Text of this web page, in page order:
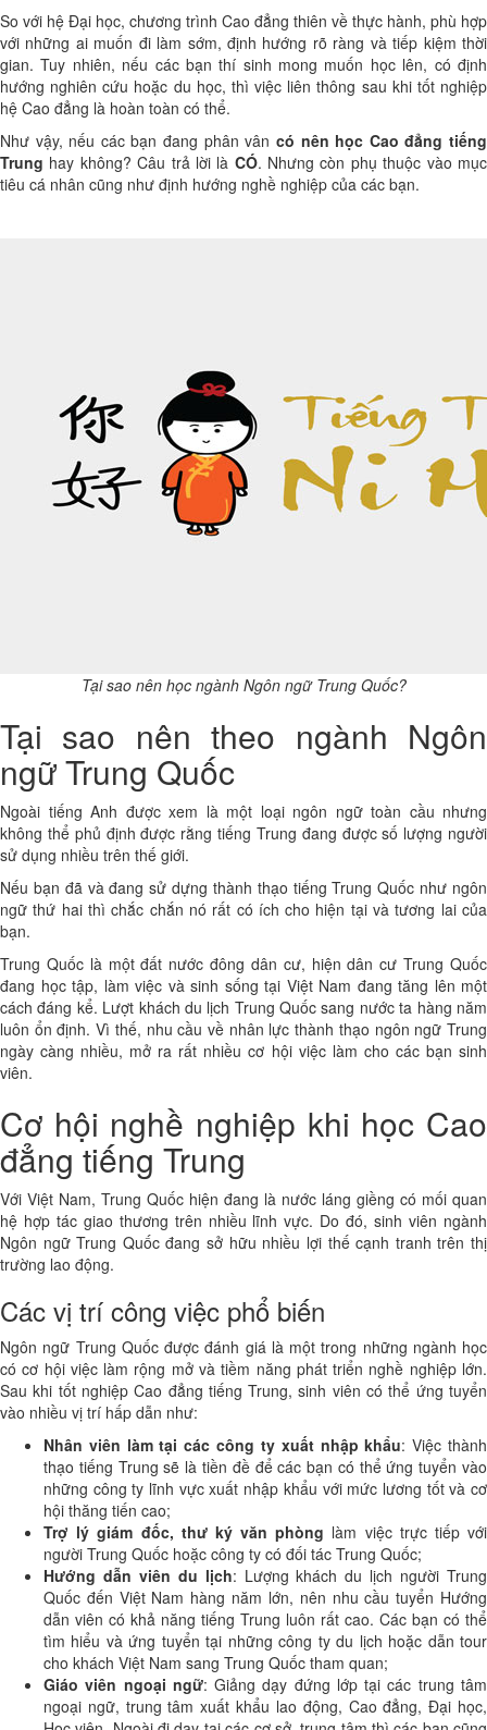
So với hệ Đại học, chương trình Cao đẳng thiên về thực hành, phù hợp
với những ai muốn đi làm sớm, định hướng rõ ràng và tiếp kiệm thời
gian. Tuy nhiên, nếu các bạn thí sinh mong muốn học lên, có định
hướng nghiên cứu hoặc du học, thì việc liên thông sau khi tốt nghiệp
hệ Cao đẳng là hoàn toàn có thể.
Như vậy, nếu các bạn đang phân vân có nên học Cao đẳng tiếng
Trung hay không? Câu trả lời là CÓ. Nhưng còn phụ thuộc vào mục
tiêu cá nhân cũng như định hướng nghề nghiệp của các bạn.
Tại sao nên học ngành Ngôn ngữ Trung Quốc?
Tại sao nên theo ngành Ngôn
ngữ Trung Quốc
Ngoài tiếng Anh được xem là một loại ngôn ngữ toàn cầu nhưng
không thể phủ định được rằng tiếng Trung đang được số lượng người
sử dụng nhiều trên thế giới.
Nếu bạn đã và đang sử dựng thành thạo tiếng Trung Quốc như ngôn
ngữ thứ hai thì chắc chắn nó rất có ích cho hiện tại và tương lai của
bạn.
Trung Quốc là một đất nước đông dân cư, hiện dân cư Trung Quốc
đang học tập, làm việc và sinh sống tại Việt Nam đang tăng lên một
cách đáng kể. Lượt khách du lịch Trung Quốc sang nước ta hàng năm
luôn ổn định. Vì thế, nhu cầu về nhân lực thành thạo ngôn ngữ Trung
ngày càng nhiều, mở ra rất nhiều cơ hội việc làm cho các bạn sinh
viên.
Cơ hội nghề nghiệp khi học Cao
đẳng tiếng Trung
Với Việt Nam, Trung Quốc hiện đang là nước láng giềng có mối quan
hệ hợp tác giao thương trên nhiều lĩnh vực. Do đó, sinh viên ngành
Ngôn ngữ Trung Quốc đang sở hữu nhiều lợi thế cạnh tranh trên thị
trường lao động.
Các vị trí công việc phổ biến
Ngôn ngữ Trung Quốc được đánh giá là một trong những ngành học
có cơ hội việc làm rộng mở và tiềm năng phát triển nghề nghiệp lớn.
Sau khi tốt nghiệp Cao đẳng tiếng Trung, sinh viên có thể ứng tuyển
vào nhiều vị trí hấp dẫn như:
Nhân viên làm tại các công ty xuất nhập khẩu: Việc thành
thạo tiếng Trung sẽ là tiền đề để các bạn có thể ứng tuyển vào
những công ty lĩnh vực xuất nhập khẩu với mức lương tốt và cơ
hội thăng tiến cao;
Trợ lý giám đốc, thư ký văn phòng làm việc trực tiếp với
người Trung Quốc hoặc công ty có đối tác Trung Quốc;
Hướng dẫn viên du lịch: Lượng khách du lịch người Trung
Quốc đến Việt Nam hàng năm lớn, nên nhu cầu tuyển Hướng
dẫn viên có khả năng tiếng Trung luôn rất cao. Các bạn có thể
tìm hiểu và ứng tuyển tại những công ty du lịch hoặc dẫn tour
cho khách Việt Nam sang Trung Quốc tham quan;
Giáo viên ngoại ngữ: Giảng dạy đứng lớp tại các trung tâm
ngoại ngữ, trung tâm xuất khẩu lao động, Cao đẳng, Đại học,